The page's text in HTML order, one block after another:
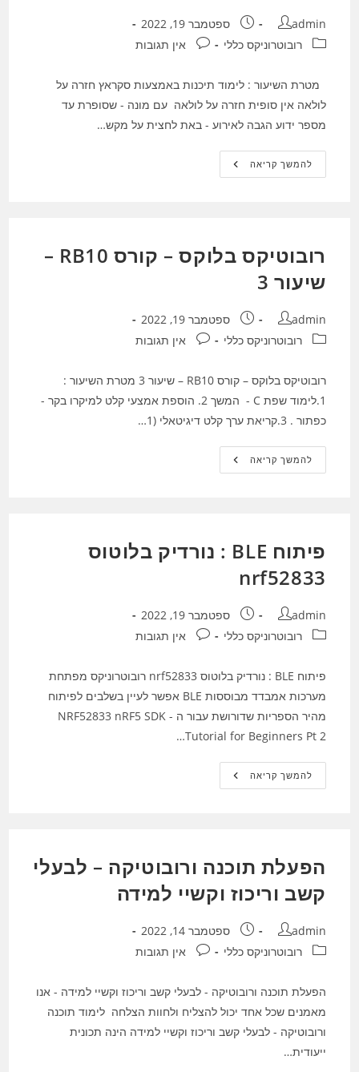
מחבר:
admin פורסם:ספטמבר 19, 2022
קטגוריה:רובוטרוניקס כללי תגובות:אין תגובות
מטרת השיעור : לימוד תיכנות באמצעות סקראץ חזרה על
לולאה אין סופית חזרה על לולאה עם מונה - שסופרת עד
מספר ידוע הגבה לאירוע - באת לחצית על מקש…
להמשך קריאהרובוטיקס
בלוקס
רובוטיקס בלוקס – קורס RB10 –
שיעור 3
מחבר:
admin פורסם:ספטמבר 19, 2022
קטגוריה:רובוטרוניקס כללי תגובות:אין תגובות
רובוטיקס בלוקס – קורס RB10 – שיעור 3 מטרת השיעור :
1.לימוד שפת C - המשך 2. הוספת אמצעי קלט למיקרו בקר -
כפתור . 3.קריאת ערך קלט דיגיטאלי (1…
להמשך קריאהרובוטיקס
בלוקס
פיתוח BLE : נורדיק בלוטוס
nrf52833
מחבר:
admin פורסם:ספטמבר 19, 2022
קטגוריה:רובוטרוניקס כללי תגובות:אין תגובות
פיתוח BLE : נורדיק בלוטוס nrf52833 רובוטרוניקס מפתחת
מערכות אמבדד מבוססות BLE אפשר לעיין בשלבים לפיתוח
מהיר הספריות שדורושת עבור ה NRF52833 nRF5 SDK -
Tutorial for Beginners Pt 2…
להמשך קריאהפיתוח
BLE
הפעלת תוכנה ורובוטיקה – לבעלי
קשב וריכוז וקשיי למידה
מחבר:
admin פורסם:ספטמבר 14, 2022
קטגוריה:רובוטרוניקס כללי תגובות:אין תגובות
הפעלת תוכנה ורובוטיקה - לבעלי קשב וריכוז וקשיי למידה - אנו
מאמנים שכל אחד יכול להצליח ולחוות הצלחה לימוד תוכנה
ורובוטיקה - לבעלי קשב וריכוז וקשיי למידה הינה תכונית
ייעודית…